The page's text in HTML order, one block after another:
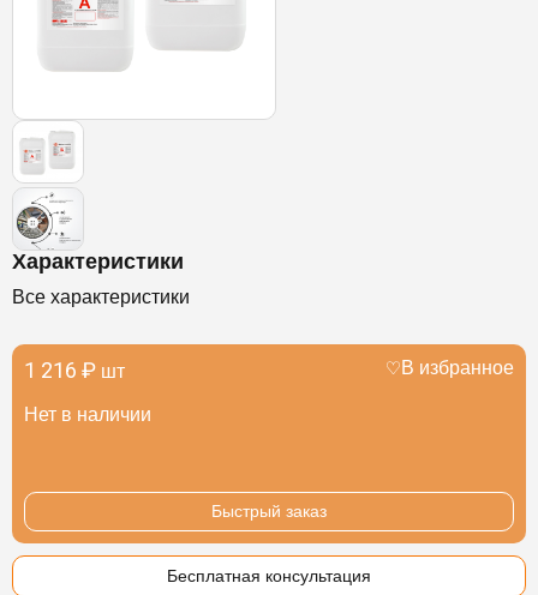
Характеристики
Все характеристики
1 216 ₽ шт
Нет в наличии
В избранное
Быстрый заказ
Бесплатная консультация